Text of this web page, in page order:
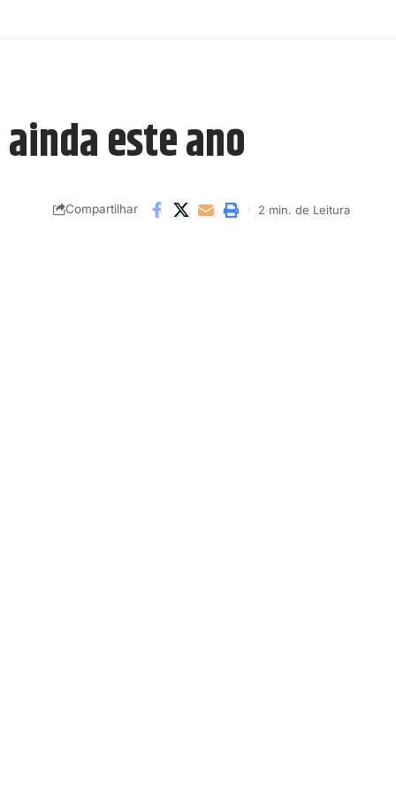
este ano
Compartilhar 2 min. de Leitura